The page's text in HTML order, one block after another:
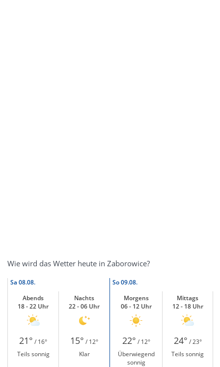
Wie wird das Wetter heute in Zaborowice?
Sa 08.08. So09.08.
Abends
18 - 22 Uhr
Nachts
22 - 06 Uhr
Morgens
06 - 12 Uhr
Mittags
12 - 18 Uhr
21° / 16° 15° / 12° 22° / 12° 24° / 23°
Teils sonnig
Klar
Überwiegend
sonnig
Teils sonnig